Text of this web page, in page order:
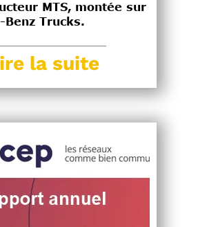
MTS, montée sur
Benz Trucks.
la suite